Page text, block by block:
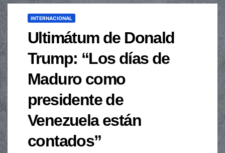
INTERNACIONAL
Ultimátum de Donald
Trump: “Los días de
Maduro como
presidente de
Venezuela están
contados”